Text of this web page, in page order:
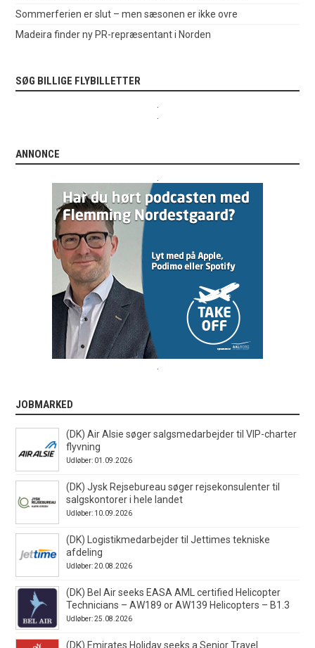
Sommerferien er slut – men sæsonen er ikke ovre
Madeira finder ny PR-repræsentant i Norden
SØG BILLIGE FLYBILLETTER
ANNONCE
JOBMARKED
(DK) Air Alsie søger salgsmedarbejder til VIP-charter
flyvning
Udløber: 01.09.2026
(DK) Jysk Rejsebureau søger rejsekonsulenter til
salgskontorer i hele landet
Udløber: 10.09.2026
(DK) Logistikmedarbejder til Jettimes tekniske
afdeling
Udløber: 20.08.2026
(DK) Bel Air seeks EASA AML certified Helicopter
Technicians – AW189 or AW139 Helicopters – B1.3
Udløber: 25.08.2026
(DK) Emirates Holiday seeks a Senior Travel